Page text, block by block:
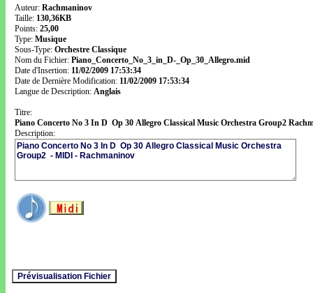
Auteur: Rachmaninov
Taille: 130,36KB
Points: 25,00
Type: Musique
Sous-Type: Orchestre Classique
Nom du Fichier: Piano_Concerto_No_3_in_D-_Op_30_Allegro.mid
Date d'Insertion: 11/02/2009 17:53:34
Date de Dernière Modification: 11/02/2009 17:53:34
Langue de Description: Anglais
Titre:
Piano Concerto No 3 In D Op 30 Allegro Classical Music Orchestra Group2
Description: